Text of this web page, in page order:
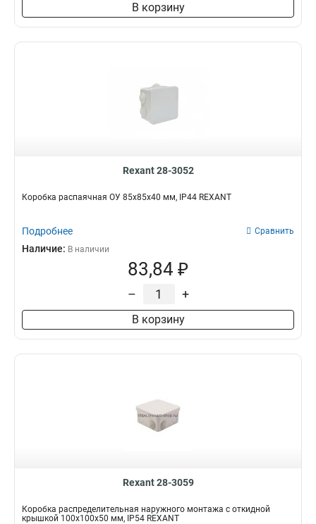
В корзину
Rexant 28-3052
Коробка распаячная ОУ 85х85х40 мм, IP44 REXANT
Подробнее Сравнить
Наличие: В наличии
83,84 ₽
– +
В корзину
Rexant 28-3059
Коробка распределительная наружного монтажа с откидной
крышкой 100х100х50 мм, IP54 REXANT